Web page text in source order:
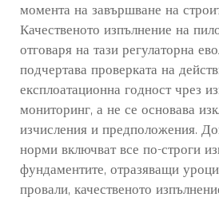
момента на завършване на
Качественото изпълнение на
отговаря на тази регулаторна
подчертава проверката на
експлоатационна годност чрез
мониторинг, а не се основава
изчисления и предположения.
норми включват все по-строги
фундаментите, отразяващи
провали, качественото